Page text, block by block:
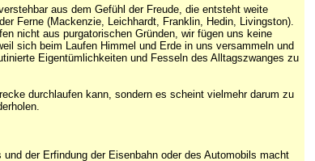
aus dem Gefühl der Freude, die entsteht weite
Ferne (Mackenzie, Leichhardt, Franklin, Hedin, Livingston).
nicht aus purgatorischen Gründen, wir fügen uns keine
sich beim Laufen Himmel und Erde in uns versammeln und
Eigentümlichkeiten und Fesseln des Alltagszwanges zu
durchlaufen kann, sondern es scheint vielmehr darum zu
der Erfindung der Eisenbahn oder des Automobils macht